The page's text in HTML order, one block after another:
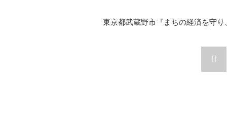
東京都武蔵野市『まちの経済を守